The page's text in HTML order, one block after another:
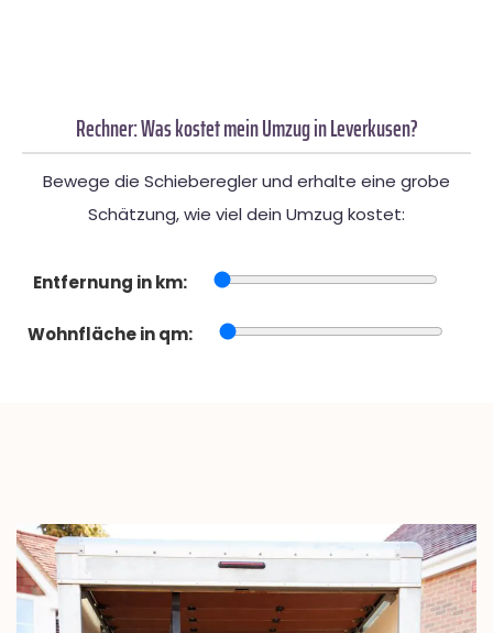
Rechner: Was kostet mein Umzug in Leverkusen?
Bewege die Schieberegler und erhalte eine grobe
Schätzung, wie viel dein Umzug kostet:
Entfernung in km:
Wohnfläche in qm: